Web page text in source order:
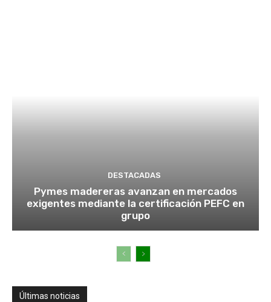
DESTACADAS
Pymes madereras avanzan en mercados
exigentes mediante la certificación PEFC en
grupo
Últimas noticias